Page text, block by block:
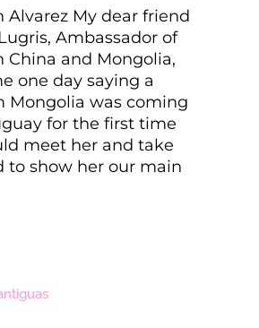
Alvarez My dear friend
Ambassador of
China and Mongolia,
one day saying a
Mongolia was coming
for the first time
meet her and take
to show her our main